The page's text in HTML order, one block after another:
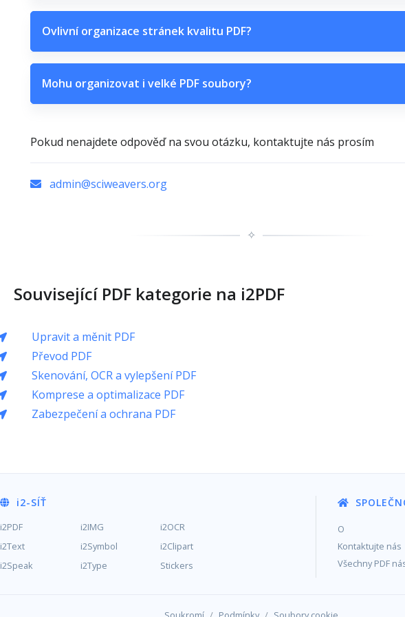
Ovlivní organizace stránek kvalitu PDF?
Mohu organizovat i velké PDF soubory?
Pokud nenajdete odpověď na svou otázku, kontaktujte nás prosím
admin@sciweavers.org
✧
Související PDF kategorie na i2PDF
Upravit a měnit PDF
Převod PDF
Skenování, OCR a vylepšení PDF
Komprese a optimalizace PDF
Zabezpečení a ochrana PDF
i2-SÍŤ
i2PDF i2IMG
i2OCR
i2Text
i2Symbol
i2Clipart
i2Speak
i2Type Stickers
O
Kontaktujte nás
Všechny PDF